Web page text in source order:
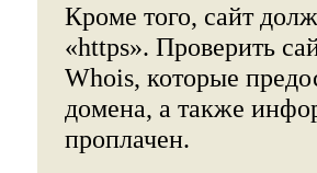
Кроме того, сайт
«https». Проверить
Whois, которые
домена, а также
проплачен.